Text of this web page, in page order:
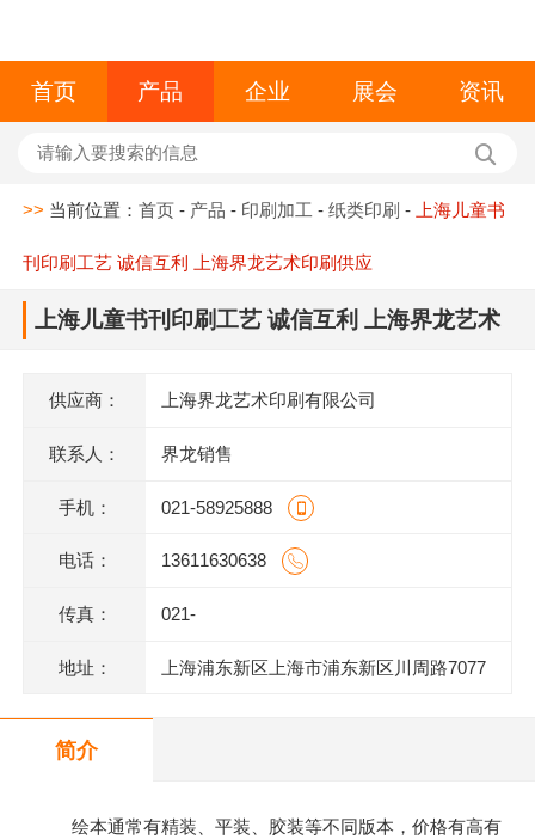
首页 产品 企业 展会 资讯
>> 当前位置：首页 - 产品 - 印刷加工 -纸类印刷 - 上海儿童书
刊印刷工艺 诚信互利 上海界龙艺术印刷供应
上海儿童书刊印刷工艺 诚信互利 上海界龙艺术
供应商： 上海界龙艺术印刷有限公司
联系人： 界龙销售
手机： 021-58925888
电话： 13611630638
传真： 021-
地址： 上海浦东新区上海市浦东新区川周路7077
简介
绘本通常有精装、平装、胶装等不同版本，价格有高有